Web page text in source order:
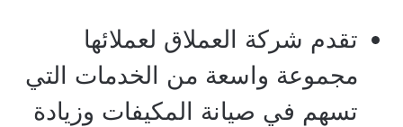
تقدم شركة العملاق لعملائها
مجموعة واسعة من الخدمات التي
تسهم في صيانة المكيفات وزيادة